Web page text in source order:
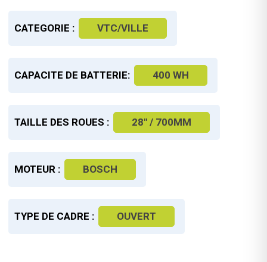
CATEGORIE : VTC/VILLE
CAPACITE DE BATTERIE: 400 WH
TAILLE DES ROUES : 28" / 700MM
MOTEUR : BOSCH
TYPE DE CADRE : OUVERT